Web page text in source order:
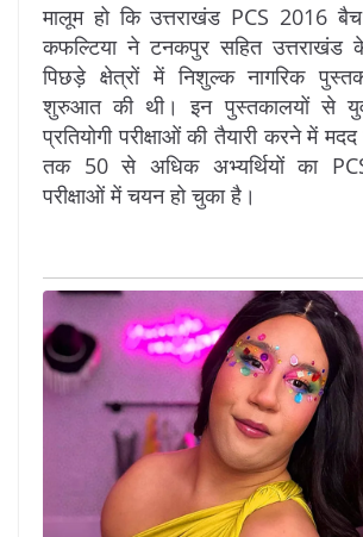
मालूम हो कि उत्तराखंड PCS 2016
कफल्टिया ने टनकपुर सहित उत्तराखंड
पिछड़े क्षेत्रों में निशुल्क नागरिक
शुरुआत की थी। इन पुस्तकालयों से
प्रतियोगी परीक्षाओं की तैयारी करने में
तक 50 से अधिक अभ्यर्थियों का
परीक्षाओं में चयन हो चुका है।